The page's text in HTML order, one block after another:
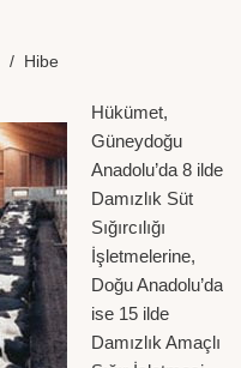
Hibe
Hükümet,
Güneydoğu
Anadolu’da 8 ilde
Damızlık Süt
Sığırcılığı
İşletmelerine,
Doğu Anadolu’da
ise 15 ilde
Damızlık Amaçlı